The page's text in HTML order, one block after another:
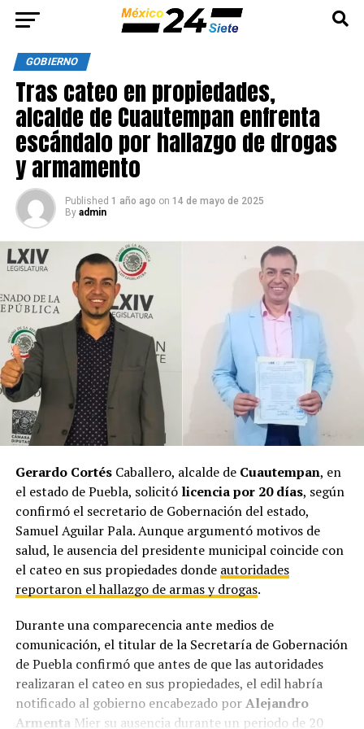
GOBIERNO
Tras cateo en propiedades,
alcalde de Cuautempan enfrenta
escándalo por hallazgo de drogas
y armamento
Published 1 año ago on 14 de mayo de 2025
By admin
Gerardo CortésCaballero, alcalde de Cuautempan, en
el estado de Puebla, solicitó licencia por 20 días, según
confirmó el secretario de Gobernación del estado,
Samuel Aguilar Pala. Aunque argumentó motivos de
salud, le ausencia del presidente municipal coincide con
el cateo en sus propiedades donde autoridades
reportaron el hallazgo de armas y drogas.
Durante una comparecencia ante medios de
comunicación, el titular de la Secretaría de Gobernación
de Puebla confirmó que antes de que las autoridades
realizaran el cateo en sus propiedades, el edil habría
notificado al gobierno encabezado porAlejandro
Armenta Mier su ausencia durante un periodo de 20